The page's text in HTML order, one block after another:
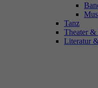
Tanz
Theater &
Literatur